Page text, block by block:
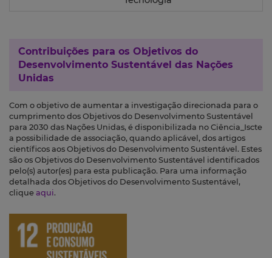
Contribuições para os Objetivos do
Desenvolvimento Sustentável das Nações
Unidas
Com o objetivo de aumentar a investigação direcionada para o
cumprimento dos Objetivos do Desenvolvimento Sustentável
para 2030 das Nações Unidas, é disponibilizada no Ciência_Iscte
a possibilidade de associação, quando aplicável, dos artigos
científicos aos Objetivos do Desenvolvimento Sustentável. Estes
são os Objetivos do Desenvolvimento Sustentável identificados
pelo(s) autor(es) para esta publicação. Para uma informação
detalhada dos Objetivos do Desenvolvimento Sustentável,
clique aqui.